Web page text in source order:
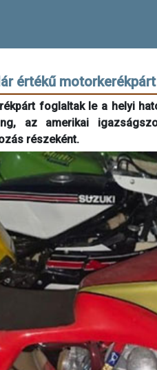
értékű
foglaltak le a helyi
az amerikai
részeként.